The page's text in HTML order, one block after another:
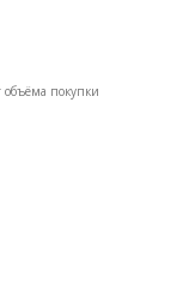
объёма покупки